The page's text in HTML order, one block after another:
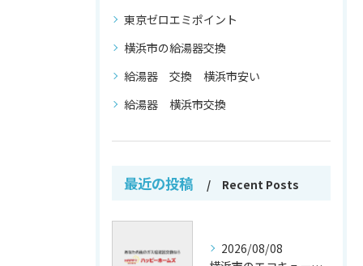
東京ゼロエミポイント
横浜市の給湯器交換
給湯器 交換 横浜市安い
給湯器 横浜市交換
最近の投稿 Recent Posts
2026/08/08